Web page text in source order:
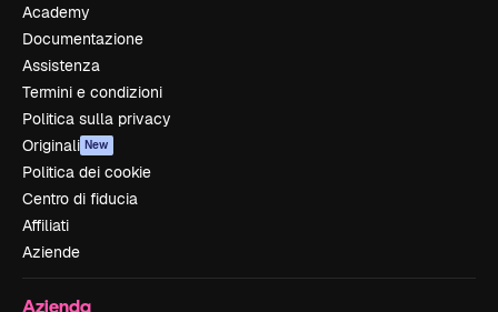
Academy
Documentazione
Assistenza
Termini e condizioni
Politica sulla privacy
Originali New
Politica dei cookie
Centro di fiducia
Affiliati
Aziende
Azienda